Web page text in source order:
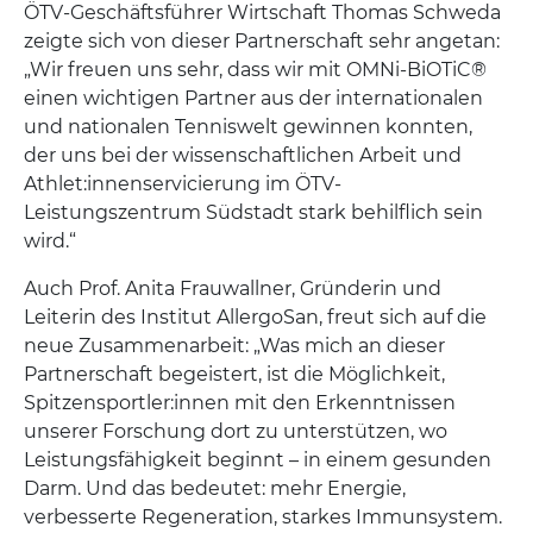
ÖTV-Geschäftsführer Wirtschaft Thomas Schweda
zeigte sich von dieser Partnerschaft sehr angetan:
„Wir freuen uns sehr, dass wir mit OMNi-BiOTiC®
einen wichtigen Partner aus der internationalen
und nationalen Tenniswelt gewinnen konnten,
der uns bei der wissenschaftlichen Arbeit und
Athlet:innenservicierung im ÖTV-
Leistungszentrum Südstadt stark behilflich sein
wird.“
Auch Prof. Anita Frauwallner, Gründerin und
Leiterin des Institut AllergoSan, freut sich auf die
neue Zusammenarbeit: „Was mich an dieser
Partnerschaft begeistert, ist die Möglichkeit,
Spitzensportler:innen mit den Erkenntnissen
unserer Forschung dort zu unterstützen, wo
Leistungsfähigkeit beginnt – in einem gesunden
Darm. Und das bedeutet: mehr Energie,
verbesserte Regeneration, starkes Immunsystem.